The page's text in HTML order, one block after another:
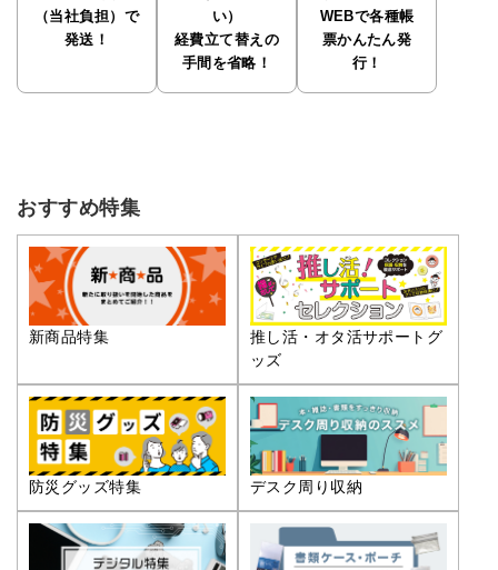
（当社負担）で
発送！
い）
経費立て替えの
手間を省略！
WEBで各種帳
票かんたん発
行！
おすすめ特集
新商品特集
推し活・オタ活サポートグ
ッズ
防災グッズ特集 デスク周り収納